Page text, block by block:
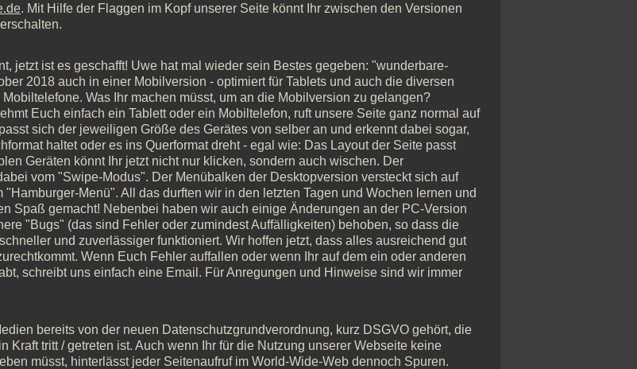
. Mit Hilfe der Flaggen im Kopf unserer Seite könnt Ihr zwischen den Versionen
jetzt ist es geschafft! Uwe hat mal wieder sein Bestes gegeben: "wunderbare-
2018 auch in einer Mobilversion - optimiert für Tablets und auch die diversen
Was Ihr machen müsst, um an die Mobilversion zu gelangen?
Euch einfach ein Tablett oder ein Mobiltelefon, ruft unsere Seite ganz normal auf
sich der jeweiligen Größe des Gerätes von selber an und erkennt dabei sogar,
haltet oder es ins Querformat dreht - egal wie: Das Layout der Seite passt
Geräten könnt Ihr jetzt nicht nur klicken, sondern auch wischen. Der
vom "Swipe-Modus". Der Menübalken der Desktopversion versteckt sich auf
"Hamburger-Menü". All das durften wir in den letzten Tagen und Wochen lernen und
Spaß gemacht! Nebenbei haben wir auch einige Änderungen an der PC-Version
"Bugs" (das sind Fehler oder zumindest Auffälligkeiten) behoben, so dass die
und zuverlässiger funktioniert. Wir hoffen jetzt, dass alles ausreichend gut
Wenn Euch Fehler auffallen oder wenn Ihr auf dem ein oder anderen
schreibt uns einfach eine Email. Für Anregungen und Hinweise sind wir immer
bereits von der neuen Datenschutzgrundverordnung, kurz DSGVO gehört, die
Kraft tritt / getreten ist. Auch wenn Ihr für die Nutzung unserer Webseite keine
müsst, hinterlässt jeder Seitenaufruf im World-Wide-Web dennoch Spuren.